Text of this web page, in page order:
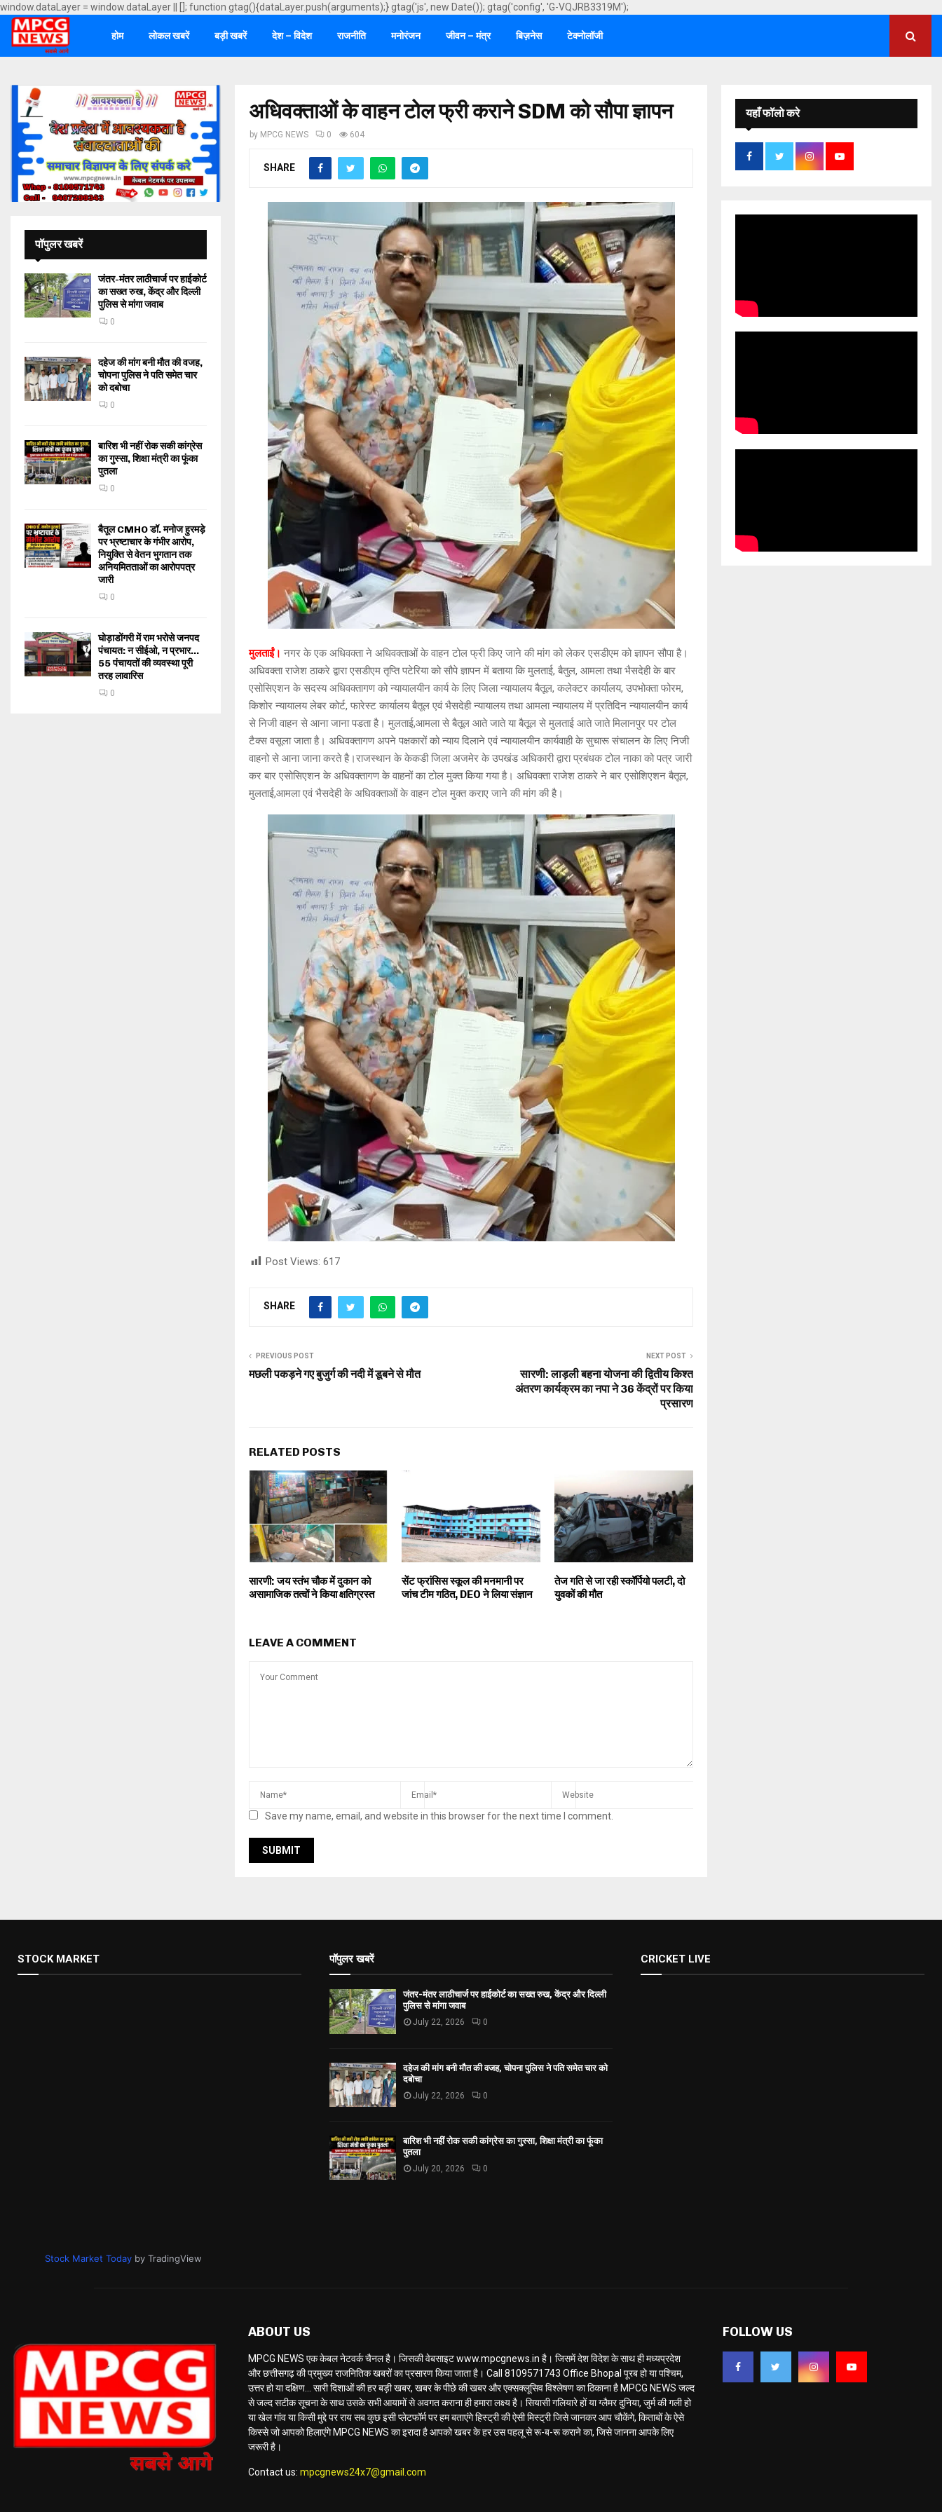
window.dataLayer = window.dataLayer || []; function gtag(){dataLayer.push(arguments);} gtag('js', new Date()); gtag('config', 'G-VQJRB3319M');
होम लोकल खबरें बड़ी खबरें देश – विदेश राजनीति मनोरंजन जीवन – मंत्र बिज़नेस टेक्नोलॉजी
अधिवक्ताओं के वाहन टोल फ्री कराने SDM को सौपा ज्ञापन
by MPCG NEWS 0 604
SHARE
मुलताईं। नगर के एक अधिवक्ता ने अधिवक्ताओं के वाहन टोल फ्री किए जाने की मांग को लेकर एसडीएम को ज्ञापन सौपा है।
अधिवक्ता राजेश ठाकरे द्वारा एसडीएम तृप्ति पटेरिया को सौपे ज्ञापन में बताया कि मुलताई, बैतुल, आमला तथा भैसदेही के बार
एसोसिएशन के सदस्य अधिवक्तागण को न्यायालयीन कार्य के लिए जिला न्यायालय बैतूल, कलेक्टर कार्यालय, उपभोक्ता फोरम,
किशोर न्यायालय लेबर कोर्ट, फारेस्ट कार्यालय बैतूल एवं भैसदेही न्यायालय तथा आमला न्यायालय में प्रतिदिन न्यायालयीन कार्य
से निजी वाहन से आना जाना पडता है। मुलताई,आमला से बैतूल आते जाते या बैतूल से मुलताई आते जाते मिलानपुर पर टोल
टैक्स वसूला जाता है। अधिवक्तागण अपने पक्षकारों को न्याय दिलाने एवं न्यायालयीन कार्यवाही के सुचारू संचालन के लिए निजी
वाहनो से आना जाना करते है।राजस्थान के केकडी जिला अजमेर के उपखंड अधिकारी द्वारा प्रबंधक टोल नाका को पत्र जारी
कर बार एसोसिएशन के अधिवक्तागण के वाहनों का टोल मुक्त किया गया है। अधिवक्ता राजेश ठाकरे ने बार एसोशिएशन बैतूल,
मुलताई,आमला एवं भैसदेही के अधिवक्ताओं के वाहन टोल मुक्त कराए जाने की मांग की है।
Post Views: 617
SHARE
PREVIOUS POST
मछली पकड़ने गए बुजुर्ग की नदी में डूबने से मौत
NEXT POST
सारणी: लाड़ली बहना योजना की द्वितीय किश्त
अंतरण कार्यक्रम का नपा ने 36 केंद्रों पर किया
प्रसारण
RELATED POSTS
सारणी: जय स्तंभ चौक में दुकान को
असामाजिक तत्वों ने किया क्षतिग्रस्त
सेंट फ्रांसिस स्कूल की मनमानी पर
जांच टीम गठित, DEO ने लिया संज्ञान
तेज गति से जा रही स्कॉर्पियो पलटी, दो
युवकों की मौत
LEAVE A COMMENT
Save my name, email, and website in this browser for the next time I comment.
पॉपुलर खबरें
जंतर-मंतर लाठीचार्ज पर हाईकोर्ट
का सख्त रुख, केंद्र और दिल्ली
पुलिस से मांगा जवाब
0
दहेज की मांग बनी मौत की वजह,
चोपना पुलिस ने पति समेत चार
को दबोचा
0
बारिश भी नहीं रोक सकी कांग्रेस
का गुस्सा, शिक्षा मंत्री का फूंका
पुतला
0
बैतूल CMHO डॉ. मनोज हुरमड़े
पर भ्रष्टाचार के गंभीर आरोप,
नियुक्ति से वेतन भुगतान तक
अनियमितताओं का आरोपपत्र
जारी
0
घोड़ाडोंगरी में राम भरोसे जनपद
पंचायत: न सीईओ, न प्रभार…
55 पंचायतों की व्यवस्था पूरी
तरह लावारिस
0
यहाँ फॉलो करे
STOCK MARKET
Stock Market Today by TradingView
पॉपुलर खबरें
जंतर-मंतर लाठीचार्ज पर हाईकोर्ट का सख्त रुख, केंद्र और दिल्ली
पुलिस से मांगा जवाब
July 22, 2026 0
दहेज की मांग बनी मौत की वजह, चोपना पुलिस ने पति समेत चार को
दबोचा
July 22, 2026 0
बारिश भी नहीं रोक सकी कांग्रेस का गुस्सा, शिक्षा मंत्री का फूंका
पुतला
July 20, 2026 0
CRICKET LIVE
ABOUT US
MPCG NEWS एक केबल नेटवर्क चैनल है। जिसकी वेबसाइट www.mpcgnews.in है। जिसमें देश विदेश के साथ ही मध्यप्रदेश
और छत्तीसगढ़ की प्रमुख्य राजनितिक खबरों का प्रसारण किया जाता है। Call 8109571743 Office Bhopal पूरब हो या पश्चिम,
उत्तर हो या दक्षिण... सारी दिशाओं की हर बड़ी खबर, खबर के पीछे की खबर और एक्सक्लूसिव विश्लेषण का ठिकाना है MPCG NEWS जल्द
से जल्द सटीक सूचना के साथ उसके सभी आयामों से अवगत कराना ही हमारा लक्ष्य है। सियासी गलियारे हों या ग्लैमर दुनिया, जुर्म की गली हो
या खेल गांव या किसी मुद्दे पर राय सब कुछ इसी प्लेटफॉर्म पर हम बताएंगे हिस्ट्री की ऐसी मिस्ट्री जिसे जानकर आप चौकेंगे, किताबों के ऐसे
किस्से जो आपको हिलाएंगे MPCG NEWS का इरादा है आपको खबर के हर उस पहलू से रू-ब-रू कराने का, जिसे जानना आपके लिए
जरूरी है।
Contact us: mpcgnews24x7@gmail.com
FOLLOW US